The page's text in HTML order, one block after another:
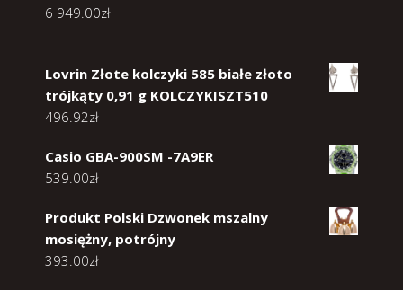
6 949.00zł
Lovrin Złote kolczyki 585 białe złoto
trójkąty 0,91 g KOLCZYKISZT510
496.92zł
Casio GBA-900SM -7A9ER
539.00zł
Produkt Polski Dzwonek mszalny
mosiężny, potrójny
393.00zł